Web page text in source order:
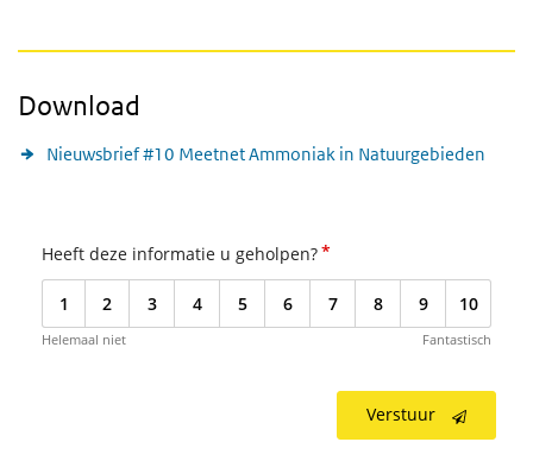
Download
Nieuwsbrief #10 Meetnet Ammoniak in Natuurgebieden
Heeft deze informatie u geholpen?*
1 2 3 4 5 6 7 8 9 10
Helemaal niet Fantastisch
Verstuur